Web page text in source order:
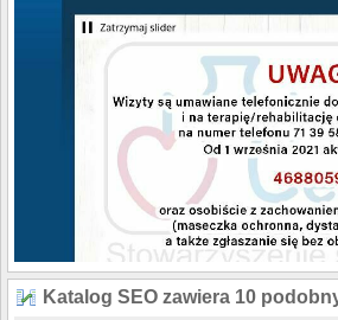
Katalog SEO zawiera 10